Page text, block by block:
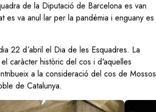
de la Diputació de Barcelona es van
es va anul·lar per la pandèmia i enguany es
22 d´abril el Dia de les Esquadres. La
caràcter històric del cos i d'aquelles
a la consideració del cos de Mossos
de Catalunya.
Image